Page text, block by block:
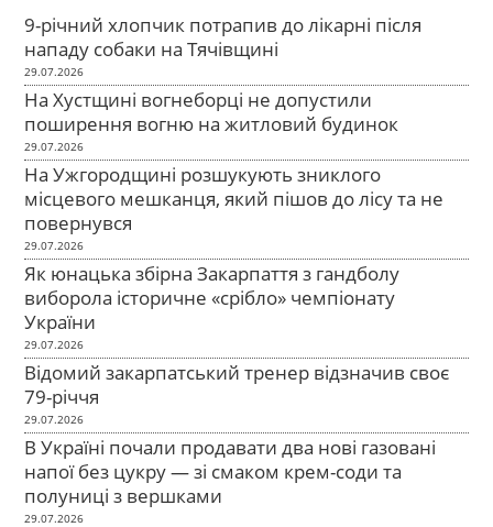
9-річний хлопчик потрапив до лікарні після
нападу собаки на Тячівщині
29.07.2026
На Хустщині вогнеборці не допустили
поширення вогню на житловий будинок
29.07.2026
На Ужгородщині розшукують зниклого
місцевого мешканця, який пішов до лісу та не
повернувся
29.07.2026
Як юнацька збірна Закарпаття з гандболу
виборола історичне «срібло» чемпіонату
України
29.07.2026
Відомий закарпатський тренер відзначив своє
79-річчя
29.07.2026
В Україні почали продавати два нові газовані
напої без цукру — зі смаком крем-соди та
полуниці з вершками
29.07.2026